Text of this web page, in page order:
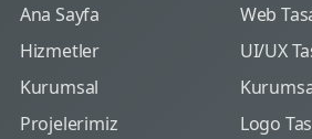
Ana Sayfa
Hizmetler
Kurumsal
Projelerimiz
Web
UI/UX
Logo